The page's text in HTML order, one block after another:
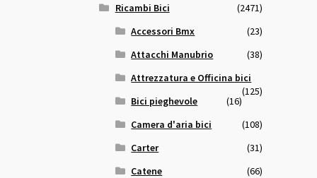
Ricambi Bici
(2471)
Accessori Bmx
(23)
Attacchi Manubrio
(38)
Attrezzatura e Officina bici
(125)
Bici pieghevole
(16)
Camera d'aria bici
(108)
Carter
(31)
Catene
(66)